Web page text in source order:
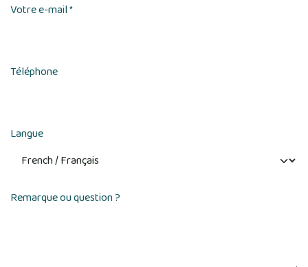
Votre e-mail*
Téléphone
Langue
Remarque ou question ?